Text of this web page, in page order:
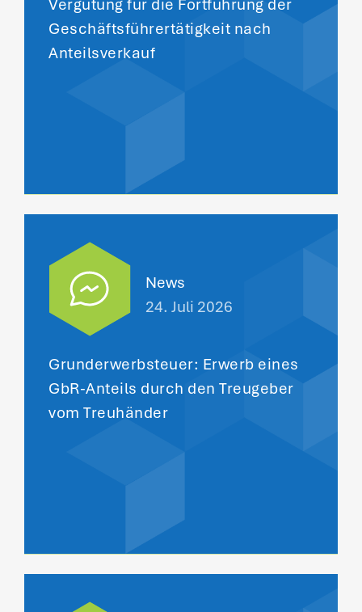
Vergütung für die Fortführung der
Geschäftsführertätigkeit nach
Anteilsverkauf
News
24. Juli 2026
Grunderwerbsteuer: Erwerb eines
GbR-Anteils durch den Treugeber
vom Treuhänder